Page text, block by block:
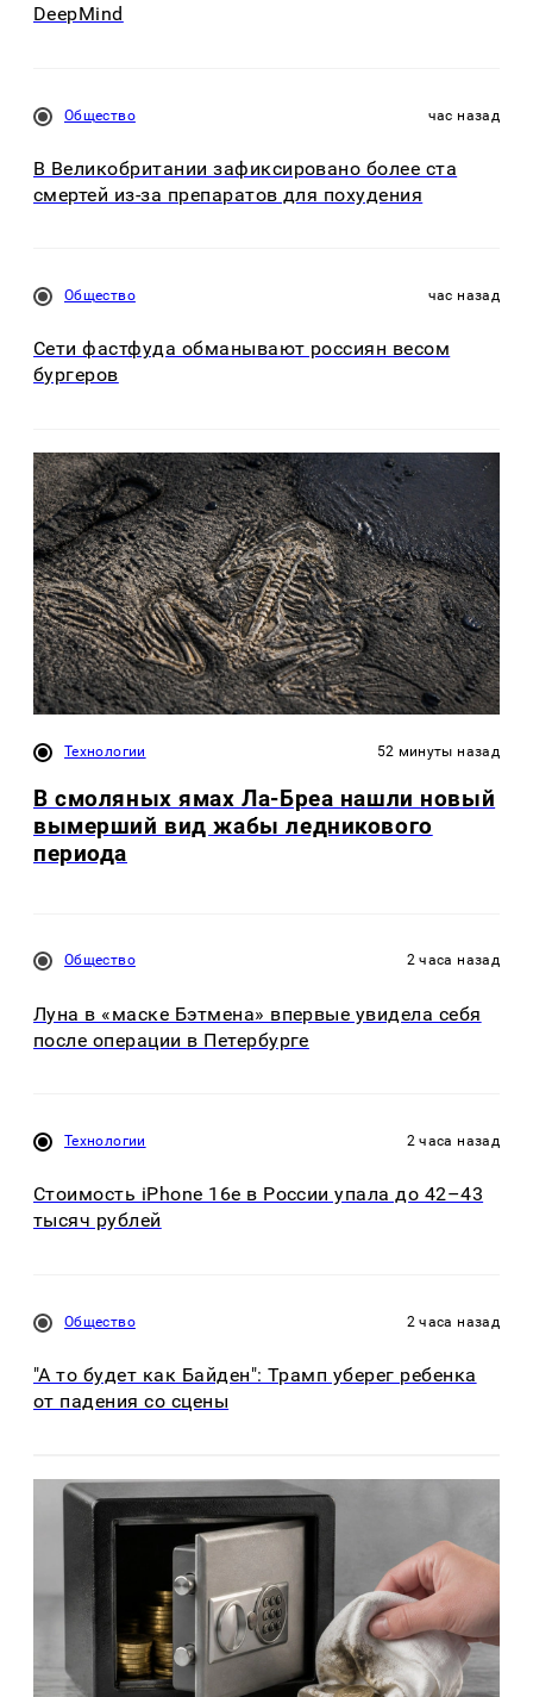
DeepMind
Общество час назад
В Великобритании зафиксировано более ста
смертей из-за препаратов для похудения
Общество час назад
Сети фастфуда обманывают россиян весом
бургеров
Технологии 52 минуты назад
В смоляных ямах Ла-Бреа нашли новый
вымерший вид жабы ледникового
периода
Общество 2 часа назад
Луна в «маске Бэтмена» впервые увидела себя
после операции в Петербурге
Технологии 2 часа назад
Стоимость iPhone 16e в России упала до 42–43
тысяч рублей
Общество 2 часа назад
"А то будет как Байден": Трамп уберег ребенка
от падения со сцены